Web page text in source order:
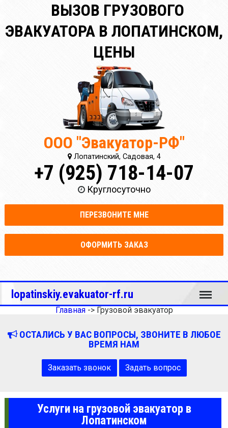
ВЫЗОВ ГРУЗОВОГО
ЭВАКУАТОРА В ЛОПАТИНСКОМ,
ЦЕНЫ
ООО "Эвакуатор-РФ"
Лопатинский, Садовая, 4
+7 (925) 718-14-07
Круглосуточно
ПЕРЕЗВОНИТЕ МНЕ
ОФОРМИТЬ ЗАКАЗ
lopatinskiy.evakuator-rf.ru Меню
Главная-> Грузовой эвакуатор
ОСТАЛИСЬ У ВАС ВОПРОСЫ, ЗВОНИТЕ В ЛЮБОЕ
ВРЕМЯ НАМ
Заказать звонок Задать вопрос
Услуги на грузовой эвакуатор в
Лопатинском